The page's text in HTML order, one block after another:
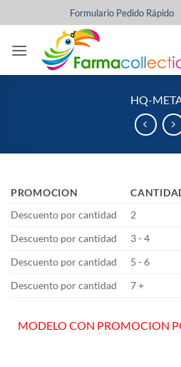
al
contenido
Formulario Pedido Rápido
HQ-
PROMOCION
Descuento por cantidad
2
Descuento por cantidad
3 - 4
Descuento por cantidad
5 - 6
Descuento por cantidad
7 +
MODELO CON PROMOCION